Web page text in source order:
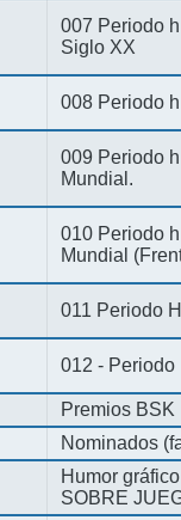
007 Periodo
Siglo XX
008 Periodo
009 Periodo
Mundial.
010 Periodo
Mundial
011 Periodo
012 - Periodo
Premios BSK
Nominados
Humor
SOBRE